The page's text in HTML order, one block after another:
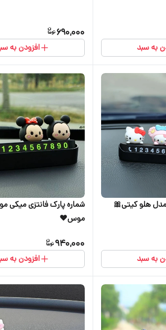
به سبد
690,000
افزودن به
هلو کیتی🎀
به سبد
شماره پارک
موس♥️
940,000
افزودن به